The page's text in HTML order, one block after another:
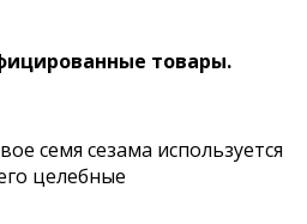
товары.
семя сезама используется
целебные